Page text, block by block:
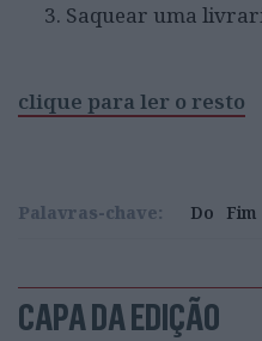
Saquear uma
clique para ler o resto
Palavras-chave: Do Fim
CAPA DA EDIÇÃO